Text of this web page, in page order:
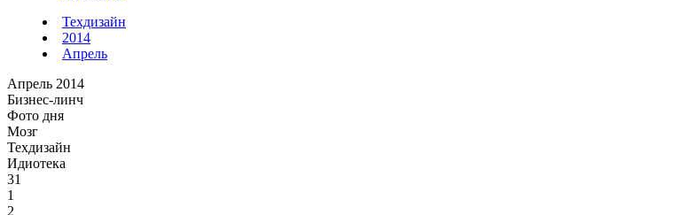
Техдизайн
2014
Апрель
Апрель 2014
Бизнес-линч
Фото дня
Мозг
Техдизайн
Идиотека
31
1
2